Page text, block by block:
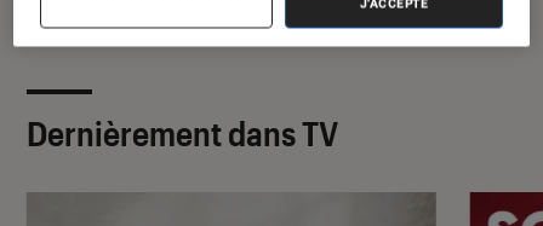
Dernièrement dans TV
J'ACCEPTE